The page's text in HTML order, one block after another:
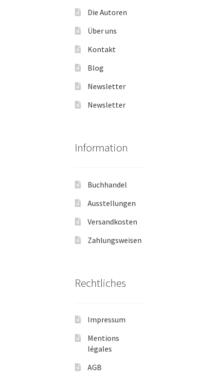
Die Autoren
Über uns
Kontakt
Blog
Newsletter
Newsletter
Information
Buchhandel
Ausstellungen
Versandkosten
Zahlungsweisen
Rechtliches
Impressum
Mentions
légales
AGB